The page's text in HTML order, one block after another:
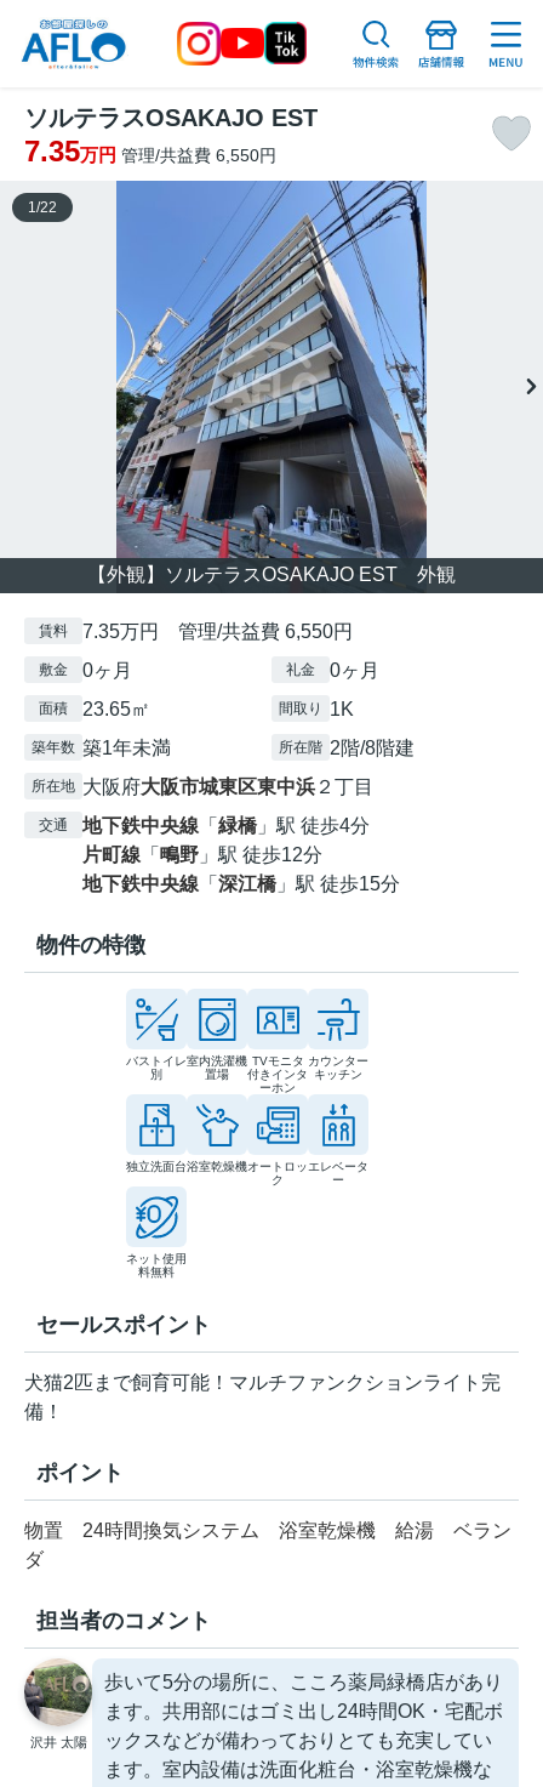
ソルテラスOSAKAJO EST
7.35万円 管理/共益費 6,550円
【外観】ソルテラスOSAKAJO EST 外観
1 /22
賃料 7.35万円 管理/共益費 6,550円
敷金 0ヶ月 礼金 0ヶ月
面積 23.65㎡ 間取り 1K
築年数 築1年未満 所在階 2階/8階建
所在地 大阪府大阪市城東区東中浜 ２丁目
交通 地下鉄中央線 「 緑橋」駅 徒歩4分
片町線 「 鴫野 」駅 徒歩12分
地下鉄中央線 「 深江橋」駅 徒歩15分
物件の特徴
バストイレ
別
室内洗濯機
置場
TVモニタ
付きインタ
ーホン
カウンター
キッチン
独立洗面台浴室乾燥機オートロッ
ク
エレベータ
ー
ネット使用
料無料
セールスポイント
犬猫2匹まで飼育可能！マルチファンクションライト完
備！
ポイント
物置 24時間換気システム 浴室乾燥機 給湯
ベラン
ダ
担当者のコメント
沢井 太陽
歩いて5分の場所に、こころ薬局緑橋店があり
ます。共用部にはゴミ出し24時間OK・宅配ボ
ックスなどが備わっておりとても充実してい
ます。室内設備は洗面化粧台・浴室乾燥機な